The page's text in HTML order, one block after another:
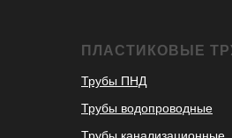
ПЛАСТИКОВЫЕ
Трубы ПНД
Трубы водопроводные